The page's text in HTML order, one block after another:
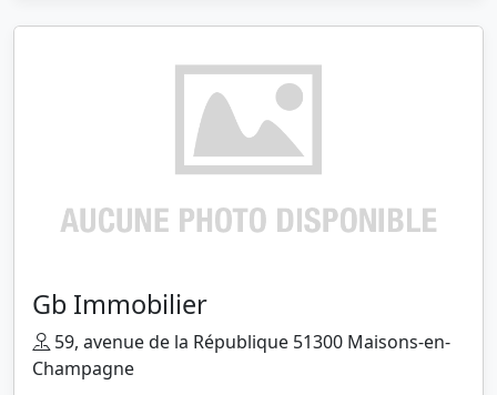
Gb Immobilier
59, avenue de la République 51300 Maisons-en-
Champagne